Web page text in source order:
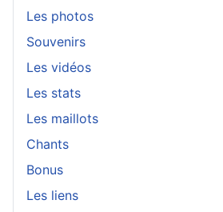
Les photos
Souvenirs
Les vidéos
Les stats
Les maillots
Chants
Bonus
Les liens